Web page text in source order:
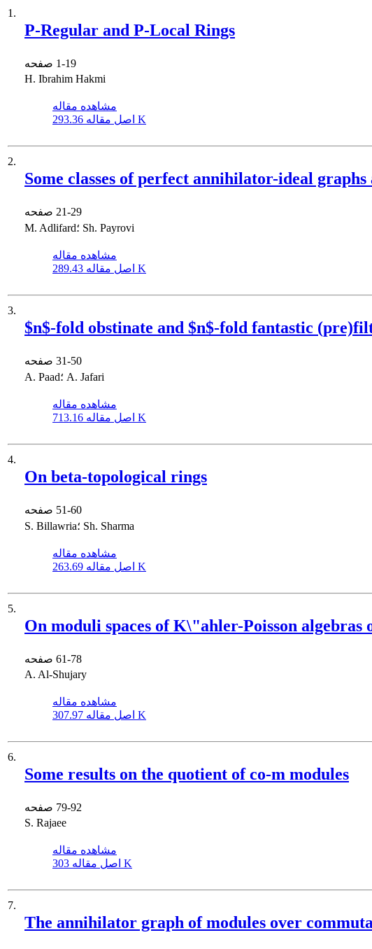
1.
P-Regular and P-Local Rings
1-19
H. Ibrahim Hakmi
مشاهده مقاله
اصل مقاله 293.36 K
2.
Some classes of perfect annihilator-ideal
21-29
M. Adlifard؛ Sh. Payrovi
مشاهده مقاله
اصل مقاله 289.43 K
3.
$n$-fold obstinate and $n$-fold fantastic
31-50
A. Paad؛ A. Jafari
مشاهده مقاله
اصل مقاله 713.16 K
4.
On beta-topological rings
51-60
S. Billawria؛ Sh. Sharma
مشاهده مقاله
اصل مقاله 263.69 K
5.
On moduli spaces of K\"ahler-Poisson
61-78
A. Al-Shujary
مشاهده مقاله
اصل مقاله 307.97 K
6.
Some results on the quotient of co-m modules
79-92
S. Rajaee
مشاهده مقاله
اصل مقاله 303 K
7.
The annihilator graph of modules over